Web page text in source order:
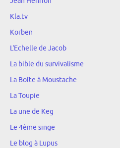
Kla.tv
Korben
L'Echelle de Jacob
La bible du survivalisme
La Boîte à Moustache
La Toupie
La une de Keg
Le 4ème singe
Le blog à Lupus